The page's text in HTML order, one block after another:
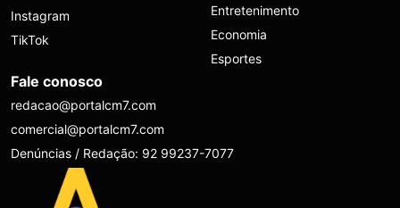
Instagram
TikTok
Entretenimento
Economia
Esportes
Fale conosco
redacao@portalcm7.com
comercial@portalcm7.com
Denúncias / Redação: 92 99237-7077